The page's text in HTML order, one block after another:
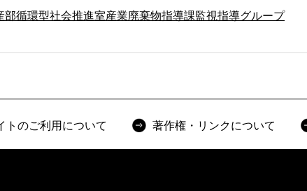
部循環型社会推進室産業廃棄物指導課監視指導グループ
トのご利用について 著作権・リンクについて